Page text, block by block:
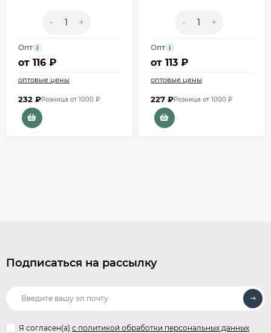
- +
Опт i
от 116 ₽
оптовые цены
232 ₽Розница от 1000 ₽
- +
Опт i
от 113 ₽
оптовые цены
227 ₽Розница от 1000 ₽
Подписаться на рассылку
Я согласен(a) с политикой обработки персональных данных